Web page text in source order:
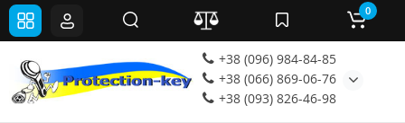
+38 (096) 984-84-85
+38 (066) 869-06-76
+38 (093) 826-46-98
0